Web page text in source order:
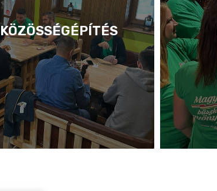
KÖZÖSSÉGÉPÍTÉS